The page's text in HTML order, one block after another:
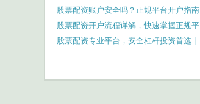
南与排名
股票配资账户安全吗？正规平台开户指南
与风险解析
股票配资开户流程详解，快速掌握正规平
台选择与操作指南
股票配资专业平台，安全杠杆投资首选 |